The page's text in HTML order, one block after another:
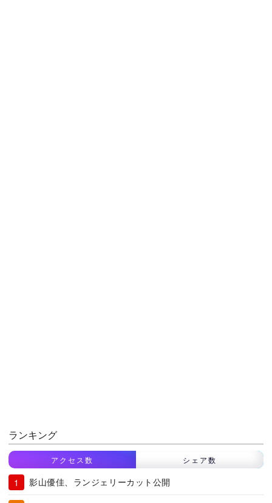
ランキング
アクセス数 シェア数
影山優佳、ランジェリーカット公開